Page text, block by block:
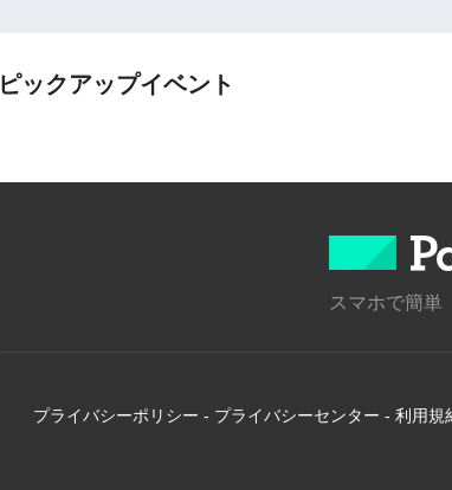
ピックアップイベント
スマホで簡
プライバシーポリシー - プライバシーセンター - 利用規